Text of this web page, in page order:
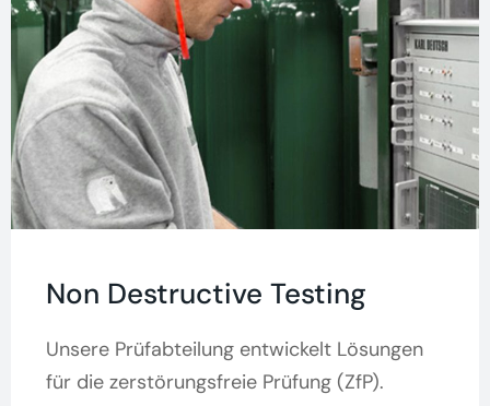
Non Destructive Testing
Unsere Prüfabteilung entwickelt Lösungen
für die zerstörungsfreie Prüfung (ZfP).